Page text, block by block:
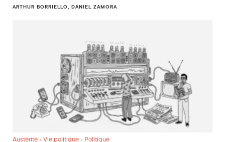
ARTHUR BORRIELLO, DANIEL ZAMORA
« Over Welvaart » et la bataille des prospérités
Austérité • Vie politique • Politique